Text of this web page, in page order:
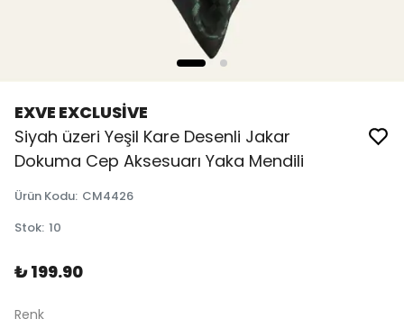
EXVE EXCLUSİVE
Siyah üzeri Yeşil Kare Desenli Jakar
Dokuma Cep Aksesuarı Yaka Mendili
Ürün Kodu: CM4426
Stok: 10
₺ 199.90
Renk